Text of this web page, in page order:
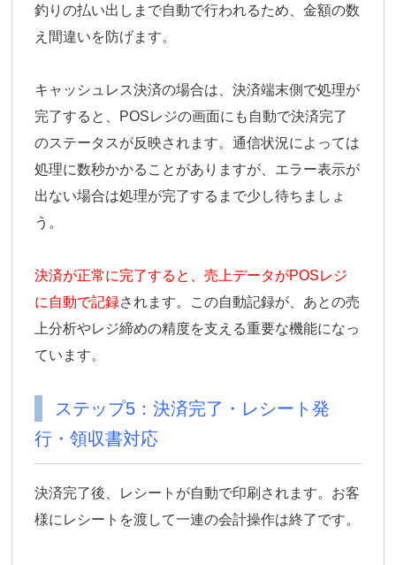
釣りの払い出しまで自動で行われるため、金額の数
え間違いを防げます。
キャッシュレス決済の場合は、決済端末側で処理が
完了すると、POSレジの画面にも自動で決済完了
のステータスが反映されます。通信状況によっては
処理に数秒かかることがありますが、エラー表示が
出ない場合は処理が完了するまで少し待ちましょ
う。
決済が正常に完了すると、売上データがPOSレジ
に自動で記録されます。この自動記録が、あとの売
上分析やレジ締めの精度を支える重要な機能になっ
ています。
ステップ5：決済完了・レシート発
行・領収書対応
決済完了後、レシートが自動で印刷されます。お客
様にレシートを渡して一連の会計操作は終了です。